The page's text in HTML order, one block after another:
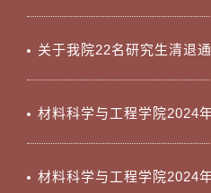
向的复合型人才缺口，旨在培
转型发展提供人才支撑。二、
宝行业数字化转型需求，培...
关于我院22名研究生清退
材料科学与工程学院2024年春季学期硕士
材料科学与工程学院2024年春季学期硕士生学位论文答辩公